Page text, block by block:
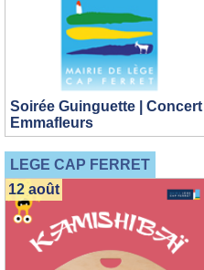
Soirée Guinguette | Concert
Emmafleurs
LEGE CAP FERRET
12 août